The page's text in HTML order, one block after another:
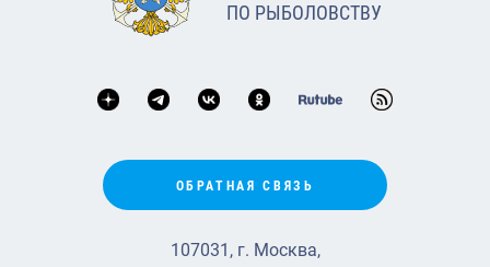
ПО РЫБОЛОВСТВУ
ОБРАТНАЯ СВЯЗЬ
107031, г. Москва,